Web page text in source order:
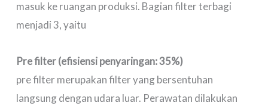
masuk ke ruangan produksi. Bagian filter terbagi
menjadi 3, yaitu
Pre filter (efisiensi penyaringan: 35%)
pre filter merupakan filter yang bersentuhan
langsung dengan udara luar. Perawatan dilakukan